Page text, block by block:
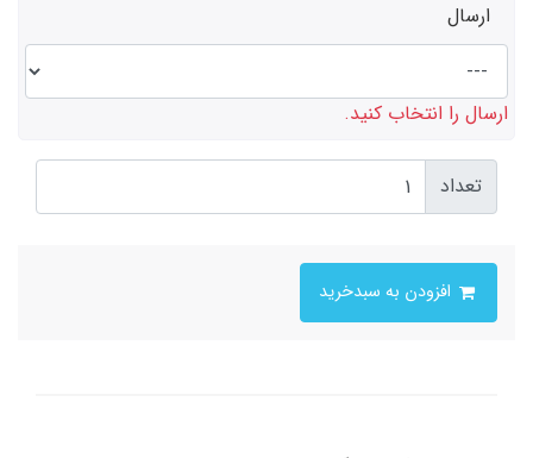
ارسال
ارسال را انتخاب کنید.
تعداد